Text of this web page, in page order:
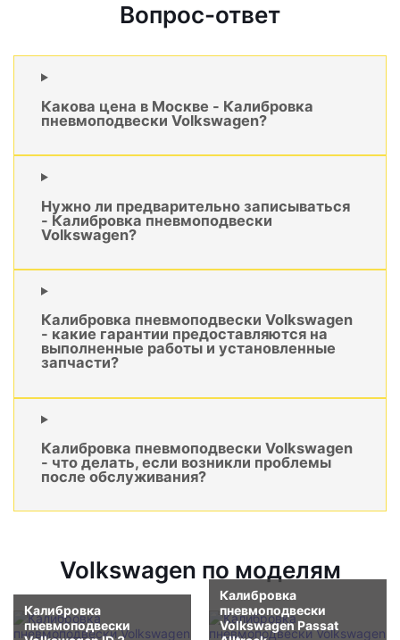
Вопрос-ответ
Какова цена в Москве - Калибровка
пневмоподвески Volkswagen?
Нужно ли предварительно записываться
- Калибровка пневмоподвески
Volkswagen?
Калибровка пневмоподвески Volkswagen
- какие гарантии предоставляются на
выполненные работы и установленные
запчасти?
Калибровка пневмоподвески Volkswagen
- что делать, если возникли проблемы
после обслуживания?
Volkswagen по моделям
Калибровка
пневмоподвески
Калибровка
пневмоподвески
Volkswagen Passat